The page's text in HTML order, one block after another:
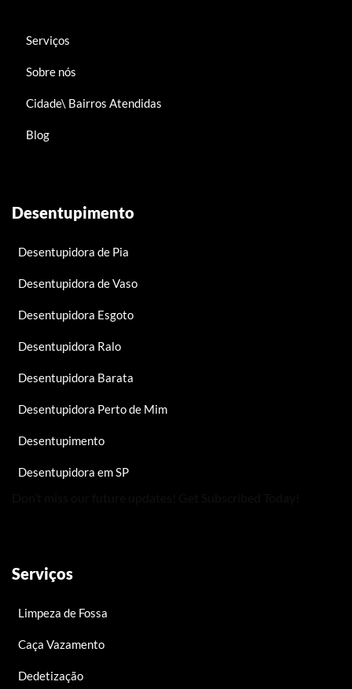
Serviços
Sobre nós
Cidade\ Bairros Atendidas
Blog
Desentupimento
Desentupidora de Pia
Desentupidora de Vaso
Desentupidora Esgoto
Desentupidora Ralo
Desentupidora Barata
Desentupidora Perto de Mim
Desentupimento
Desentupidora em SP
Serviços
Limpeza de Fossa
Caça Vazamento
Dedetização